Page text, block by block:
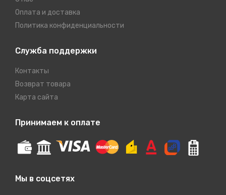
Оплата и доставка
Политика конфиденциальности
Служба поддержки
Контакты
Возврат товара
Карта сайта
Принимаем к оплате
Мы в соцсетях